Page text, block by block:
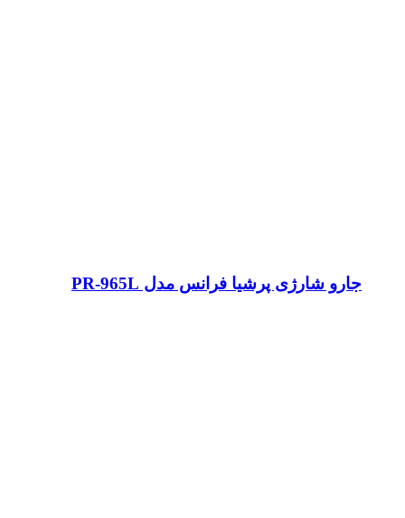
جارو شارژی پرشیا فرانس مدل PR-965L